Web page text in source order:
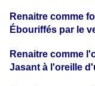
Renaitre comme
Ébouriffés par le
Renaitre comme
Jasant à l'oreille